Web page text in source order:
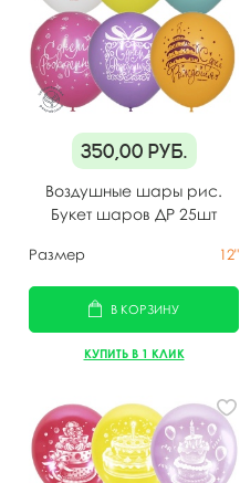
350,00 руб.
Воздушные шары рис.
Букет шаров ДР 25шт
Размер 12"
В КОРЗИНУ
КУПИТЬ В 1 КЛИК